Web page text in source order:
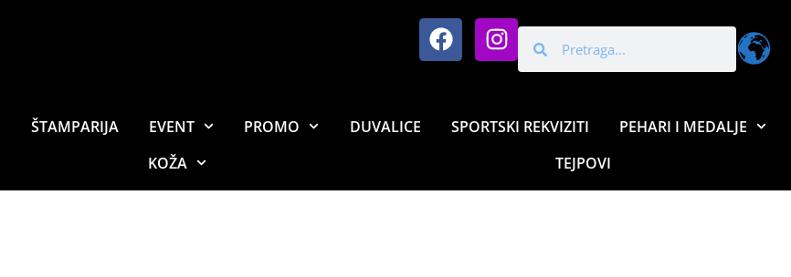
ŠTAMPARIJA EVENT PROMO DUVALICE SPORTSKI REKVIZITI
PEHARI I MEDALJE
KOŽA TEJPOVI